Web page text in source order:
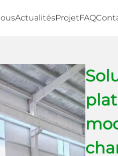
ActualitésProjetFAQ